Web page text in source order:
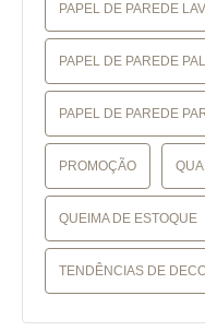
PAPEL DE PAREDE
PAPEL DE PAREDE
PAPEL DE PAREDE
PROMOÇÃO
QUEIMA DE ESTOQUE
TENDÊNCIAS DE